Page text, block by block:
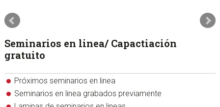
Seminarios en linea/ Capactiación
gratuito
Próximos seminarios en linea
Seminarios en linea grabados previamente